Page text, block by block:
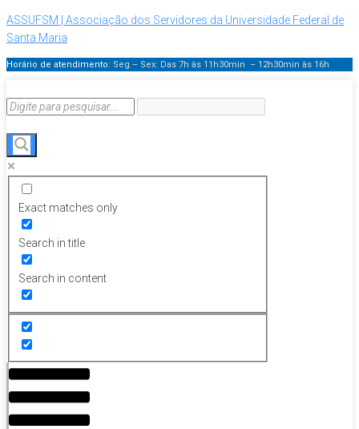
ASSUFSM | Associação dos Servidores da Universidade Federal de
Santa Maria
Horário de atendimento: Seg – Sex: Das 7h às 11h30min – 12h30min às 16h
Exact matches only
Search in title
Search in content
Menu